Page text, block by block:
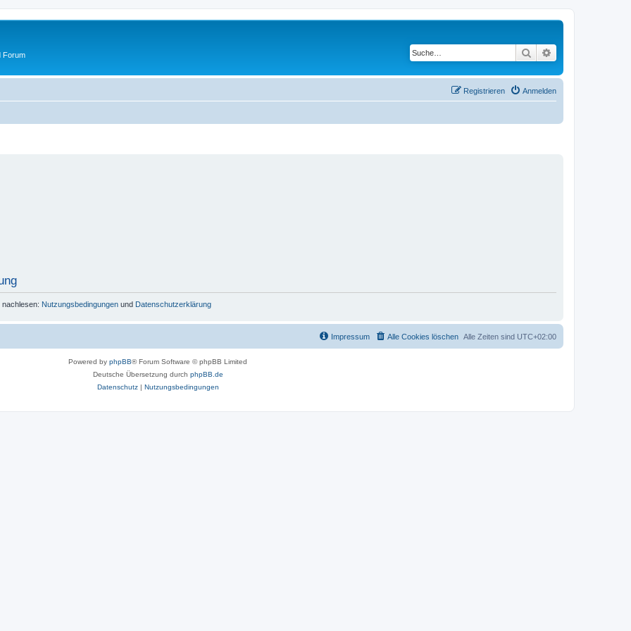
Forum Suche
Anmelden
Registrieren
Nutzungsbedingungen und Datenschutzerklärung
Alle Zeiten sind UTC+02:00
Alle Cookies löschen
Impressum
Powered by phpBB® Forum Software © phpBB Limited
Deutsche Übersetzung durch phpBB.de
Datenschutz| Nutzungsbedingungen